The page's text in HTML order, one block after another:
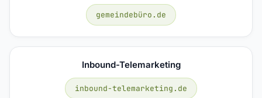
gemeindebüro.de
Inbound-Telemarketing
inbound-telemarketing.de